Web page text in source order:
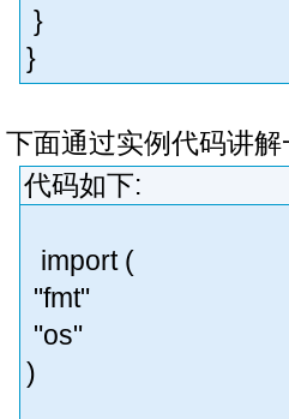
}
}
下面通过实例代码讲解
代码如下:
import (
"fmt"
"os"
)